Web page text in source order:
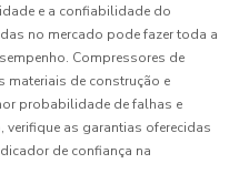
e a confiabilidade do
no mercado pode fazer toda a
Compressores de
materiais de construção e
probabilidade de falhas e
verifique as garantias oferecidas
de confiança na